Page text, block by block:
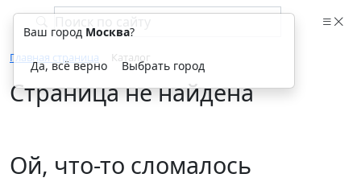
Главная страница Каталог
Страница не найдена
Ой, что-то сломалось
Ваш город Москва?
Да, всё верно Выбрать город